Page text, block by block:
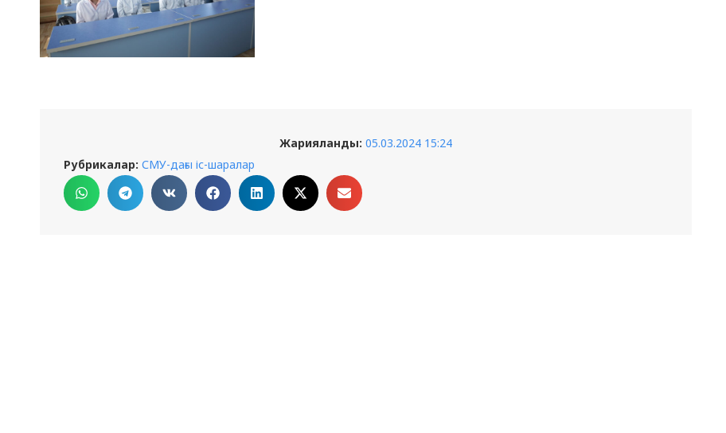
Жарияланды: 05.03.2024 15:24
Рубрикалар: СМУ-дағы іс-шаралар